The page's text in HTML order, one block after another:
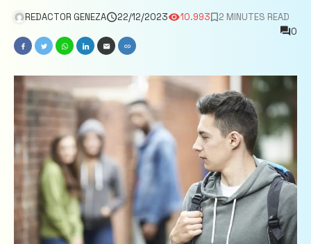
REDACTOR GENEZA 22/12/2023 10.993
2 MINUTES READ
0